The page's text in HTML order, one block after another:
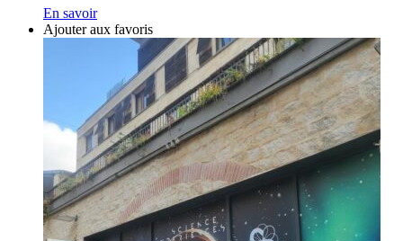
En savoir
Ajouter aux favoris